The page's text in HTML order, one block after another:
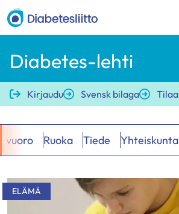
Siirry
sisältöön
Diabetesliitto
Diabetes-lehti
Kirjaudu Svensk bilaga Tilaa
Ruoka Tiede Yhteiskunta
Hakutulokset
ELÄMÄ